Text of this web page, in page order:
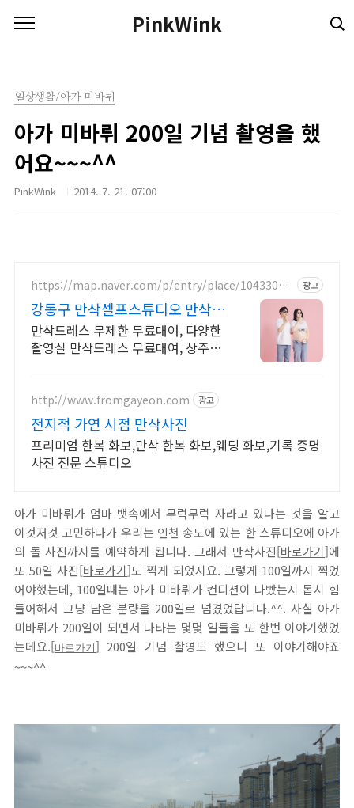
PinkWink
일상생활/아가 미바뤼
아가 미바뤼 200일 기념 촬영을 했
어요~~~^^
PinkWink 2014. 7. 21. 07:00
https://map.naver.com/p/entry/place/10433056
광고
강동구 만삭셀프스튜디오 만삭셀
프촬영
만삭드레스 무제한 무료대여, 다양한
촬영실 만삭드레스 무료대여, 상주직
http://www.fromgayeon.com 광고
전지적 가연 시점 만삭사진
프리미엄 한복 화보,만삭 한복 화보,웨딩 화보,기록 증명
사진 전문 스튜디오
아가 미바뤼가 엄마 뱃속에서 무럭무럭 자라고 있다는 것을 알고
이것저것 고민하다가 우리는 인천 송도에 있는 한 스튜디오에 아가
의 돌 사진까지를 예약하게 됩니다. 그래서 만삭사진[바로가기]에
또 50일 사진[바로가기]도 찍게 되었지요. 그렇게 100일까지 찍었
어야했는데, 100일때는 아가 미바뤼가 컨디션이 나빴는지 몹시 힘
들어해서 그냥 남은 분량을 200일로 넘겼었답니다.^^. 사실 아가
미바뤼가 200일이 되면서 나타는 몇몇 일들을 또 한번 이야기했었
는데요.[바로가기] 200일 기념 촬영도 했으니 또 이야기해야죠
~~~^^